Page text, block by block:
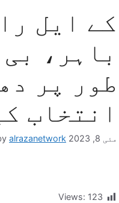
کے ایل
باہر،
طور پر
انتخاب
مئی 8, 2023 alrazanetwork
Views: 123